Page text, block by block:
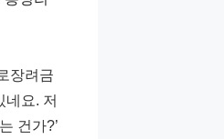
장려금
네요. 저
건가?’